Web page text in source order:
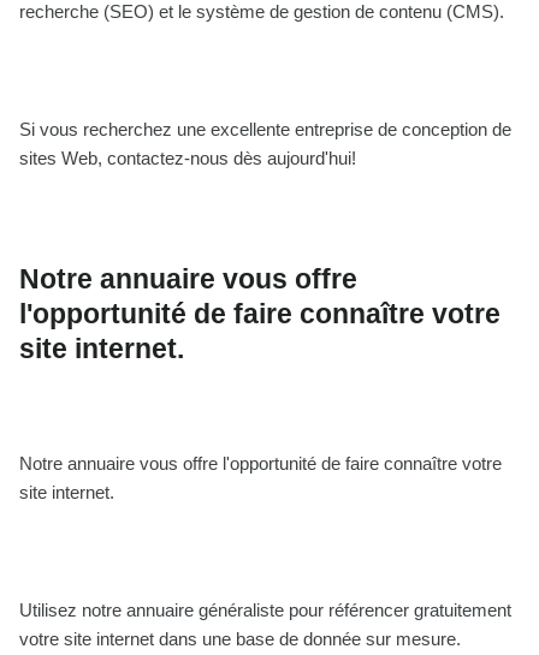
recherche (SEO) et le système de gestion de contenu (CMS).
Si vous recherchez une excellente entreprise de conception de
sites Web, contactez-nous dès aujourd'hui!
Notre annuaire vous offre
l'opportunité de faire connaître votre
site internet.
Notre annuaire vous offre l'opportunité de faire connaître votre
site internet.
Utilisez notre annuaire généraliste pour référencer gratuitement
votre site internet dans une base de donnée sur mesure.